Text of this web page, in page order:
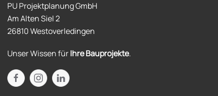
PU Projektplanung GmbH
Am Alten Siel 2
26810 Westoverledingen
Unser Wissen fürIhre Bauprojekte.